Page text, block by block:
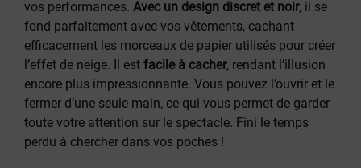
vos performances. Avec un design discret et noir, il se
fond parfaitement avec vos vêtements, cachant
efficacement les morceaux de papier utilisés pour créer
l’effet de neige. Il est facile à cacher, rendant l’illusion
encore plus impressionnante. Vous pouvez l’ouvrir et le
fermer d’une seule main, ce qui vous permet de garder
toute votre attention sur le spectacle. Fini le temps
perdu à chercher dans vos poches !